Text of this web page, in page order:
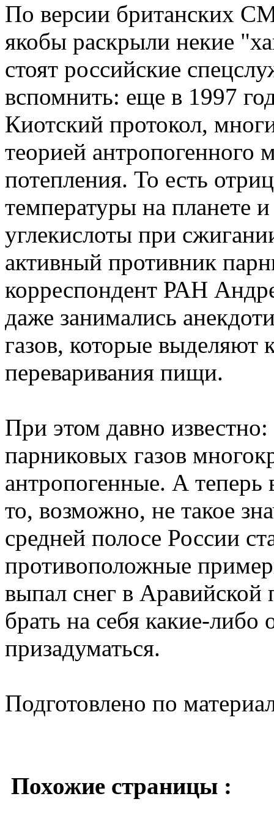
По версии британских
якобы раскрыли некие
стоят российские
вспомнить: еще в 1997
Киотский протокол,
теорией антропогенного
потепления. То есть
температуры на планете
углекислоты при
активный противник
корреспондент РАН
даже занимались
газов, которые выделяют
переваривания пищи.
При этом давно
парниковых газов
антропогенные. А теперь
то, возможно, не такое
средней полосе России
противоположные
выпал снег в
брать на себя какие-либо
призадуматься.
Подготовлено по
Похожие страницы :